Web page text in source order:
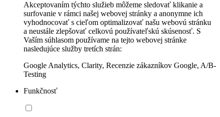
Akceptovaním týchto služieb môžeme sledovať klikanie a
surfovanie v rámci našej webovej stránky a anonymne ich
vyhodnocovať s cieľom optimalizovať našu webovú stránku
a neustále zlepšovať celkovú používateľskú skúsenosť. S
Vaším súhlasom používame na tejto webovej stránke
nasledujúce služby tretích strán:
Google Analytics, Clarity, Recenzie zákazníkov Google, A/B-
Testing
Funkčnosť